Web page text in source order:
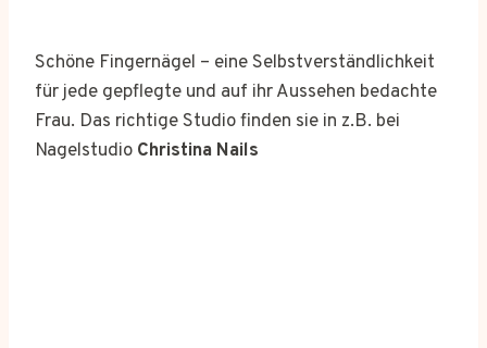
Schöne Fingernägel – eine Selbstverständlichkeit
für jede gepflegte und auf ihr Aussehen bedachte
Frau. Das richtige Studio finden sie in z.B. bei
Nagelstudio Christina Nails